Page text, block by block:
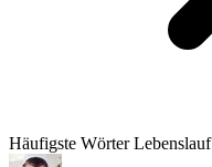
Häufigste Wörter Lebenslauf